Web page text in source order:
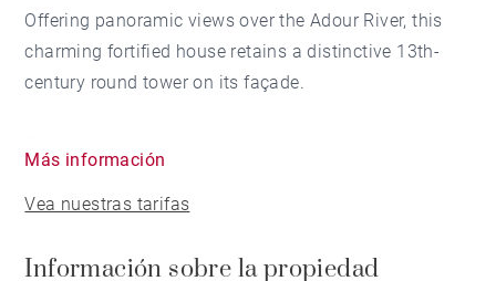
Offering panoramic views over the Adour River, this
charming fortified house retains a distinctive 13th-
century round tower on its façade.
throughout.
With approximately 320 sqm of living space, the
Más información
Vea nuestras tarifas
Información sobre la propiedad